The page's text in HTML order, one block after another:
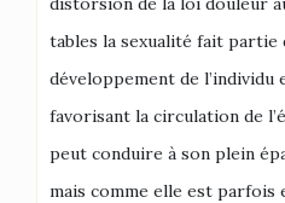
tables la sexualité fait partie
développement de l’individu
favorisant la circulation de
peut conduire à son plein
mais comme elle est parfois